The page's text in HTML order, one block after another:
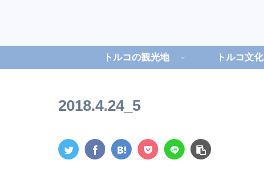
トルコの観光地 トルコ文化
2018.4.24_5